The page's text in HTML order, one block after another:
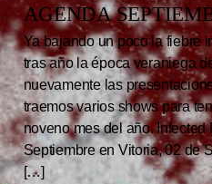
AGENDA
Ya bajando un poco la fiebre
tras año la época veraniega
nuevamente las
traemos varios shows para
noveno mes del año. Infected
Septiembre en Vitoria, 02 de
[…]